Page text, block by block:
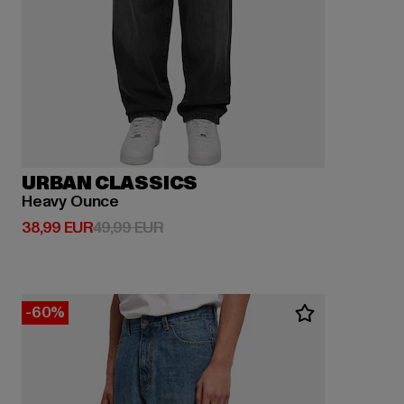
URBAN CLASSICS
Heavy Ounce
38,99 EUR
Derzeitiger Preis: 38,99 EUR
49,99 EURAktionspreis: 49,99 EUR
-60%